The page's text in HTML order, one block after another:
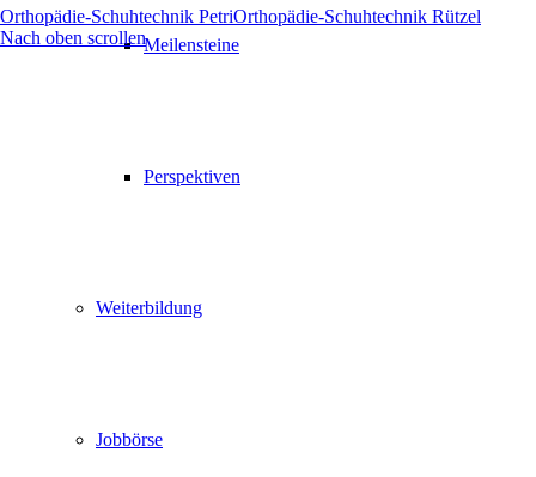
Meilensteine
Perspektiven
Weiterbildung
Jobbörse
Orthopädie-Schuhtechnik PetriOrthopädie-Schuhtechnik Rützel
Nach oben scrollen